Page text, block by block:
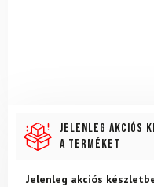
Jelenleg akciós
a terméket
Jelenleg akciós